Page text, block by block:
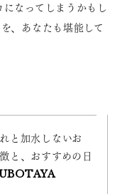
なってしまうかもし
、あなたも堪能して
と加水しないお
と、おすすめの日